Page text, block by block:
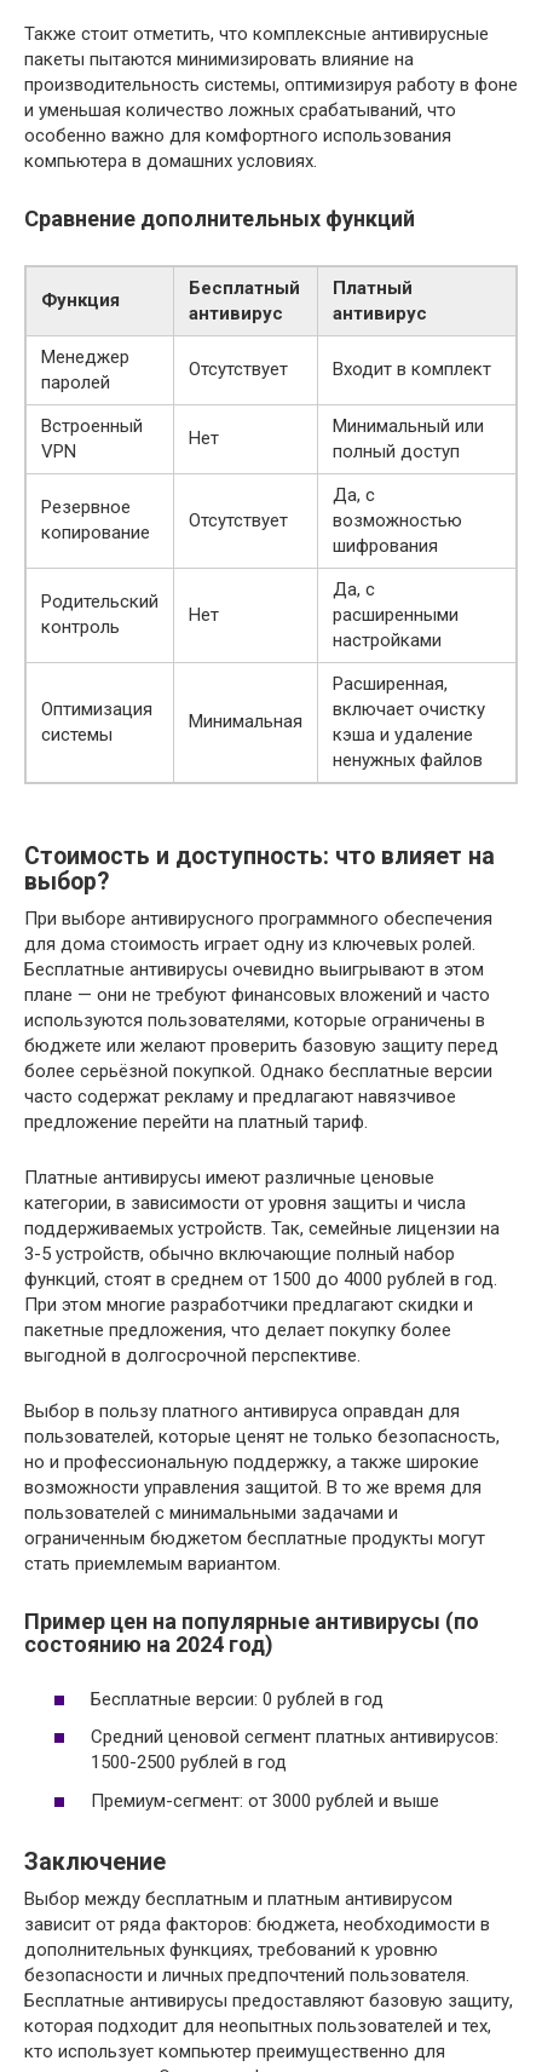
Также стоит отметить, что комплексные антивирусные
пакеты пытаются минимизировать влияние на
производительность системы, оптимизируя работу в фоне
и уменьшая количество ложных срабатываний, что
особенно важно для комфортного использования
компьютера в домашних условиях.
Сравнение дополнительных функций
Функция
Бесплатный
антивирус
Платный
антивирус
Менеджер
паролей
Отсутствует Входит в комплект
Встроенный
VPN
Нет
Минимальный или
полный доступ
Резервное
копирование
Отсутствует
Да, с
возможностью
шифрования
Родительский
контроль
Нет
Да, с
расширенными
настройками
Оптимизация
системы
Минимальная
Расширенная,
включает очистку
кэша и удаление
ненужных файлов
Стоимость и доступность: что влияет на
выбор?
При выборе антивирусного программного обеспечения
для дома стоимость играет одну из ключевых ролей.
Бесплатные антивирусы очевидно выигрывают в этом
плане — они не требуют финансовых вложений и часто
используются пользователями, которые ограничены в
бюджете или желают проверить базовую защиту перед
более серьёзной покупкой. Однако бесплатные версии
часто содержат рекламу и предлагают навязчивое
предложение перейти на платный тариф.
Платные антивирусы имеют различные ценовые
категории, в зависимости от уровня защиты и числа
поддерживаемых устройств. Так, семейные лицензии на
3-5 устройств, обычно включающие полный набор
функций, стоят в среднем от 1500 до 4000 рублей в год.
При этом многие разработчики предлагают скидки и
пакетные предложения, что делает покупку более
выгодной в долгосрочной перспективе.
Выбор в пользу платного антивируса оправдан для
пользователей, которые ценят не только безопасность,
но и профессиональную поддержку, а также широкие
возможности управления защитой. В то же время для
пользователей с минимальными задачами и
ограниченным бюджетом бесплатные продукты могут
стать приемлемым вариантом.
Пример цен на популярные антивирусы (по
состоянию на 2024 год)
Бесплатные версии: 0 рублей в год
Средний ценовой сегмент платных антивирусов:
1500-2500 рублей в год
Премиум-сегмент: от 3000 рублей и выше
Заключение
Выбор между бесплатным и платным антивирусом
зависит от ряда факторов: бюджета, необходимости в
дополнительных функциях, требований к уровню
безопасности и личных предпочтений пользователя.
Бесплатные антивирусы предоставляют базовую защиту,
которая подходит для неопытных пользователей и тех,
кто использует компьютер преимущественно для